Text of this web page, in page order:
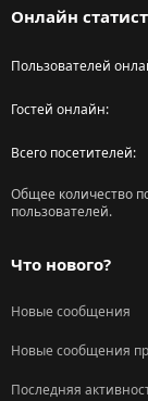
Онлайн
Пользователей
Гостей онлайн
Всего посетителей
Общее количество
пользователей.
Что нового?
Новые сообщения
Новые сообщения
Последняя